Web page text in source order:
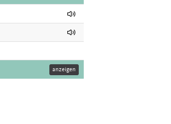
anzeigen